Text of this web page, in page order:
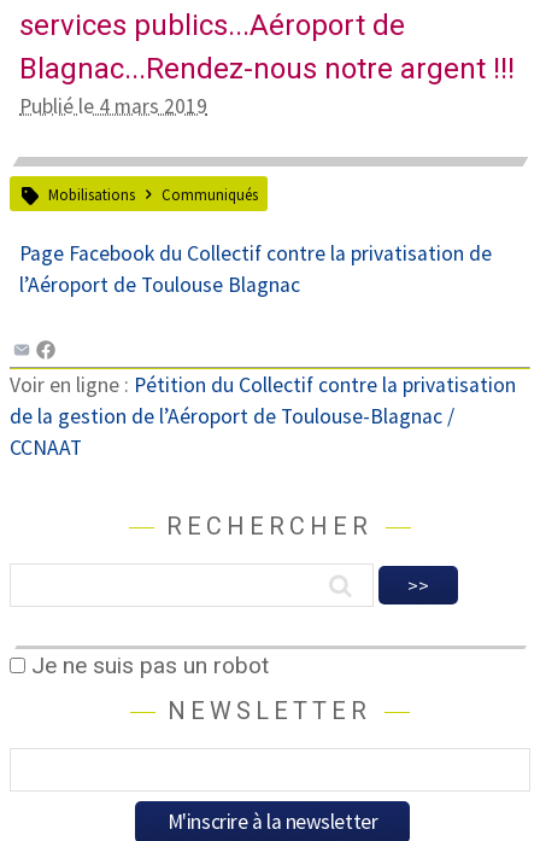
services publics...Aéroport de
Blagnac...Rendez-nous notre argent !!!
Publié le 4 mars 2019
Mobilisations Communiqués
Page Facebook du Collectif contre la privatisation de
l’Aéroport de Toulouse Blagnac
Voir en ligne : Pétition du Collectif contre la privatisation
de la gestion de l’Aéroport de Toulouse-Blagnac /
CCNAAT
RECHERCHER
Je ne suis pas un robot
NEWSLETTER